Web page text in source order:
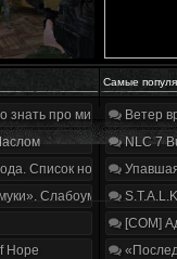
Самые
знать про мир, геймплей
Список нововведений
Слабоумие и отвага
Hope
Ветер
NLC 7
[COM]